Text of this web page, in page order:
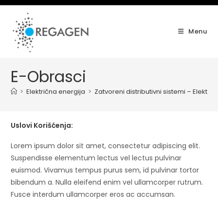
Skip
content
Menu
E-Obrasci
> Električna energija > Zatvoreni distributivni sistemi –
Uslovi Korišćenja:
Lorem ipsum dolor sit amet, consectetur adipiscing elit.
Suspendisse elementum lectus vel lectus pulvinar
euismod. Vivamus tempus purus sem, id pulvinar tortor
bibendum a. Nulla eleifend enim vel ullamcorper rutrum.
Fusce interdum ullamcorper eros ac accumsan.